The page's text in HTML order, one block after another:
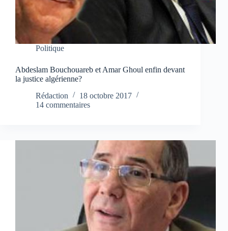
Politique
Abdeslam Bouchouareb et Amar Ghoul enfin devant
la justice algérienne?
Rédaction
18 octobre 2017
14 commentaires